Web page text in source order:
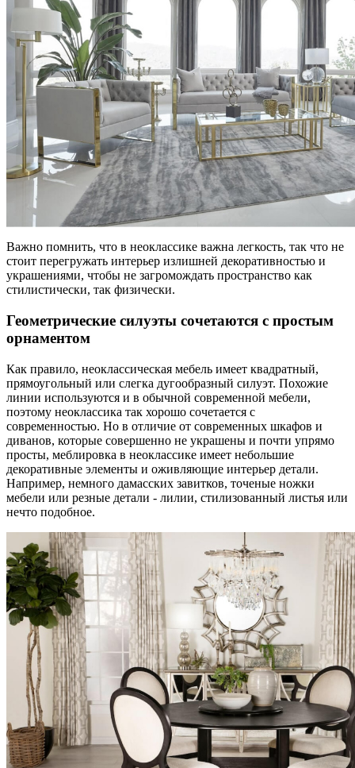
Важно помнить, что в неоклассике важна легкость, так что не
стоит перегружать интерьер излишней декоративностью и
украшениями, чтобы не загромождать пространство как
стилистически, так физически.
Геометрические силуэты сочетаются с простым
орнаментом
Как правило, неоклассическая мебель имеет квадратный,
прямоугольный или слегка дугообразный силуэт. Похожие
линии используются и в обычной современной мебели,
поэтому неоклассика так хорошо сочетается с
современностью. Но в отличие от современных шкафов и
диванов, которые совершенно не украшены и почти упрямо
просты, меблировка в неоклассике имеет небольшие
декоративные элементы и оживляющие интерьер детали.
Например, немного дамасских завитков, точеные ножки
мебели или резные детали - лилии, стилизованный листья или
нечто подобное.